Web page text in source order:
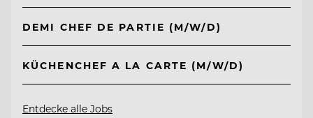
DEMI CHEF DE PARTIE (M/W/D)
KÜCHENCHEF A LA CARTE (M/W/D)
Entdecke alle Jobs